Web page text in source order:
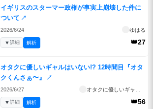
イギリスのスターマー政権が事実上崩壊した件に
ついて ↗
2026/6/24 ゆはる
👑27
▼詳細 解析
オタクに優しいギャルはいない!? 12時間目『オタ
クくんさぁ〜』
↗
2026/6/27
👑56
▼詳細 解析